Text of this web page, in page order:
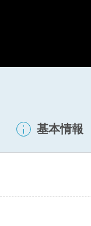
基本情報